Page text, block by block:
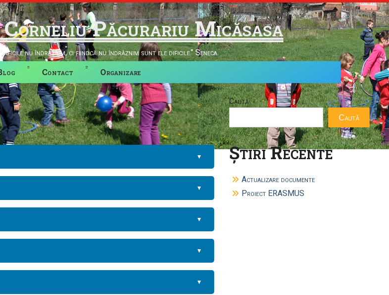
Păcurariu Micăsasa
nu îndrăznim, ci fiindcă nu îndrăznim sunt ele dificile." Seneca
Contact Organizare
▼
▼
▼
▼
▼
Caută
Caută
Știri Recente
Actualizare documente
Proiect ERASMUS